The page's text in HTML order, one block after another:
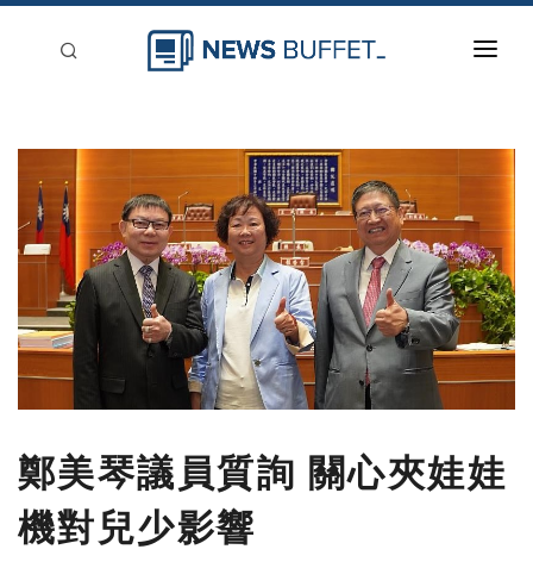
新聞稿分類
刊登
鄭美琴議員質詢 關心夾娃娃
機對兒少影響